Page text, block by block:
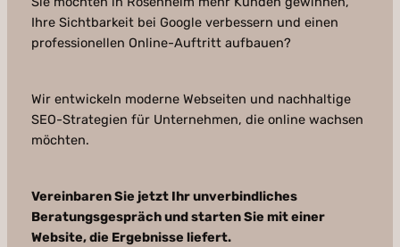
Ihre Sichtbarkeit bei Google verbessern und einen
professionellen Online-Auftritt aufbauen?
Wir entwickeln moderne Webseiten und nachhaltige
SEO-Strategien für Unternehmen, die online wachsen
möchten.
Vereinbaren Sie jetzt Ihr unverbindliches
Beratungsgespräch und starten Sie mit einer
Website, die Ergebnisse liefert.